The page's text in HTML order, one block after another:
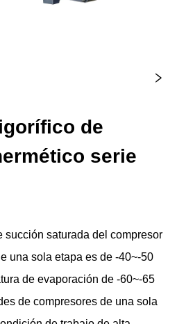
de
serie